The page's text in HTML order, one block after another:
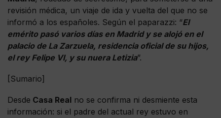
revisión médica, un viaje de ida y vuelta del que no se
informó a los españoles. Según el paparazzi: “El
emérito pasó varios días en Madrid y se alojó en el
palacio de La Zarzuela, residencia oficial de su hijos,
el rey Felipe VI, y su nuera Letizia”.
[Sumario]
Desde Casa Real no se confirma ni desmiente esta
información: si el padre del actual rey estuvo en